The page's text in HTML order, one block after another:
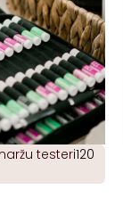
testeri120